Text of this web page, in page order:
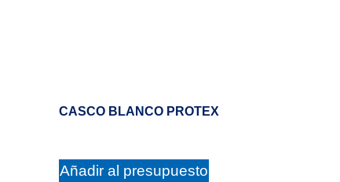
CASCO BLANCO PROTEX
Añadir al presupuesto